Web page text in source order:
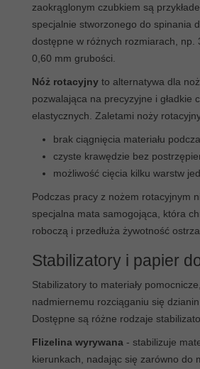
zaokrąglonym czubkiem są
specjalnie stworzonego do spinania
dostępne w różnych rozmiarach, np.
0,60 mm grubości.
Nóż rotacyjny to alternatywa dla
pozwalająca na precyzyjne i gładkie
elastycznych. Zaletami noży
brak ciągnięcia materiału
czyste krawędzie bez
możliwość cięcia kilku warstw
Podczas pracy z nożem rotacyjnym
specjalna mata samogojąca, która
roboczą i przedłuża żywotność ostrza.
Stabilizatory i papier
Stabilizatory to materiały
nadmiernemu rozciąganiu się dzianin
Dostępne są różne rodzaje
Flizelina wyrywana - stabilizuje
kierunkach, nadając się zarówno do